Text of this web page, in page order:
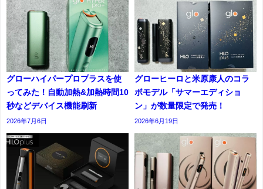
グローハイパープロプラスを使
ってみた！自動加熱&加熱時間10
秒などデバイス機能刷新
2026年7月6日
グローヒーロと米原康人のコラ
ボモデル「サマーエディショ
ン」が数量限定で発売！
2026年6月19日